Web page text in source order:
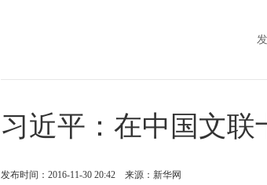
习近平：在中国文
发布时间：2016-11-30 20:42 来源：新华网